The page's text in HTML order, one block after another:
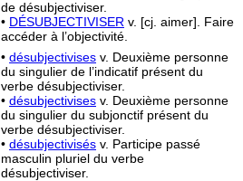
de désubjectiviser.
• DÉSUBJECTIVISER v. [cj. aimer]. Faire
accéder à l’objectivité.
• désubjectivises v. Deuxième personne
du singulier de l’indicatif présent du
verbe désubjectiviser.
• désubjectivises v. Deuxième personne
du singulier du subjonctif présent du
verbe désubjectiviser.
• désubjectivisés v. Participe passé
masculin pluriel du verbe
désubjectiviser.